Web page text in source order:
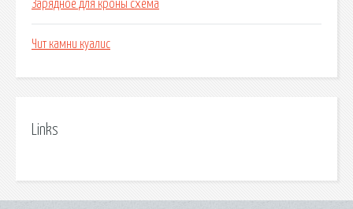
Зарядное для кроны схема
Чит камни куалис
Links